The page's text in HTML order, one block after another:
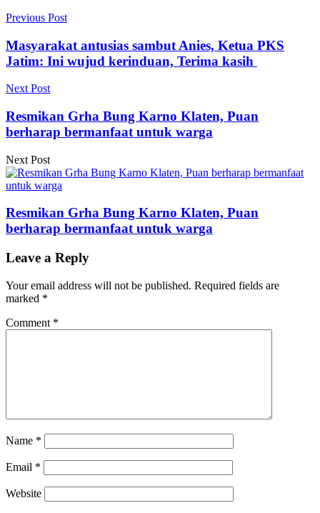
Previous Post
Masyarakat antusias sambut Anies, Ketua PKS
Jatim: Ini wujud kerinduan, Terima kasih
Next Post
Resmikan Grha Bung Karno Klaten, Puan
berharap bermanfaat untuk warga
Next Post
Resmikan Grha Bung Karno Klaten, Puan
berharap bermanfaat untuk warga
Leave a Reply
Your email address will not be published. Required fields are
marked *
Comment *
Name *
Email *
Website